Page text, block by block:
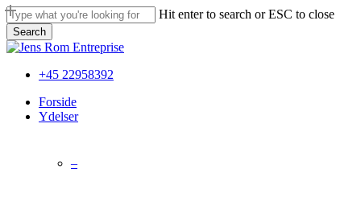
Skip
to
main
content
Hit enter to search or ESC to close
Search
Close
+45 22958392
Menu
Forside
Ydelser
–